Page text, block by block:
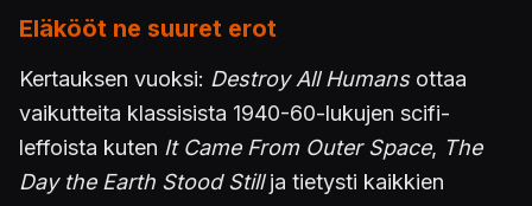
Eläkööt ne suuret erot
Kertauksen vuoksi: Destroy All Humansottaa
vaikutteita klassisista 1940-60-lukujen scifi-
leffoista kuten It Came From Outer Space, The
Day the Earth Stood Stillja tietysti kaikkien